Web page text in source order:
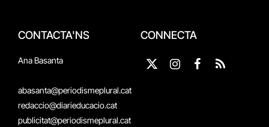
CONTACTA'NS
Ana Basanta
abasanta@periodismeplural.cat
redaccio@diarieducacio.cat
publicitat@periodismeplural.cat
CONNECTA
X
Instagram
Facebook
RSS